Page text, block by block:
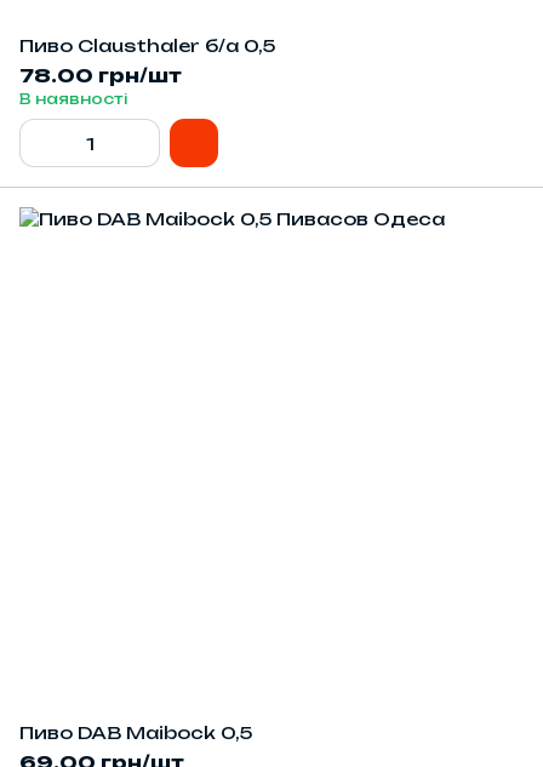
Пиво Clausthaler б/а 0,5
78.00 грн/шт
В наявності
Пиво DAB Maibock 0,5